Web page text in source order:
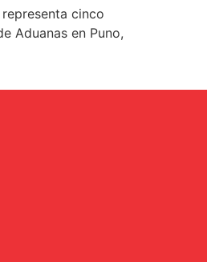
cinco
Aduanas en Puno,